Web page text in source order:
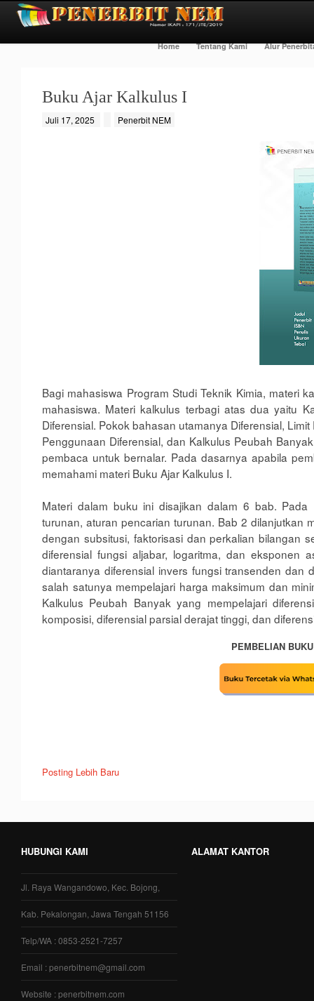
Home Tentang Kami Alur
Buku Ajar Kalkulus I
Juli 17, 2025 Penerbit NEM
Bagi mahasiswa Program Studi Teknik Kimia, materi
mahasiswa. Materi kalkulus terbagi atas dua yaitu
Diferensial. Pokok bahasan utamanya Diferensial,
Penggunaan Diferensial, dan Kalkulus Peubah
pembaca untuk bernalar. Pada dasarnya apabila
memahami materi Buku Ajar Kalkulus I.
Materi dalam buku ini disajikan dalam 6 bab. Pada
turunan, aturan pencarian turunan. Bab 2 dilanjutkan
dengan subsitusi, faktorisasi dan perkalian bilangan
diferensial fungsi aljabar, logaritma, dan eksponen
diantaranya diferensial invers fungsi transenden dan
salah satunya mempelajari harga maksimum dan
Kalkulus Peubah Banyak yang mempelajari
komposisi, diferensial parsial derajat tinggi, dan
PEMBELIAN
Posting Lebih Baru
HUBUNGI KAMI
Jl. Raya Wangandowo, Kec. Bojong,
Kab. Pekalongan, Jawa Tengah 51156
Telp/WA : 0853-2521-7257
Email : penerbitnem@gmail.com
Website : penerbitnem.com
ALAMAT KANTOR